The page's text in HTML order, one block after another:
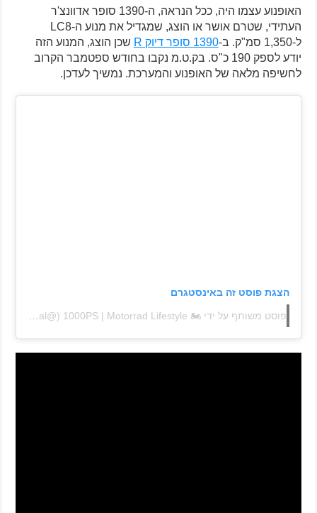
האופנוע עצמו היה, ככל הנראה, ה-1390 סופר אדוונצ'ר
העתידי, שטרם אושר או הוצג, שמגדיל את מנוע ה-LC8
ל-1,350 סמ"ק. ב-
1390 סופר דיוק R
שכן הוצג, המנוע הזה
יודע לספק 190 כ"ס. בק.ט.מ נקבו בחודש ספטמבר הקרוב
לחשיפה מלאה של האופנוע והמערכת. נמשיך לעדכן.
הצגת פוסט זה באינסטגרם
פוסט משותף על ידי ‏‎1000PS | Motorrad Lifestyle 🏍‎‏ (@‏‎1000ps_official‎‏)